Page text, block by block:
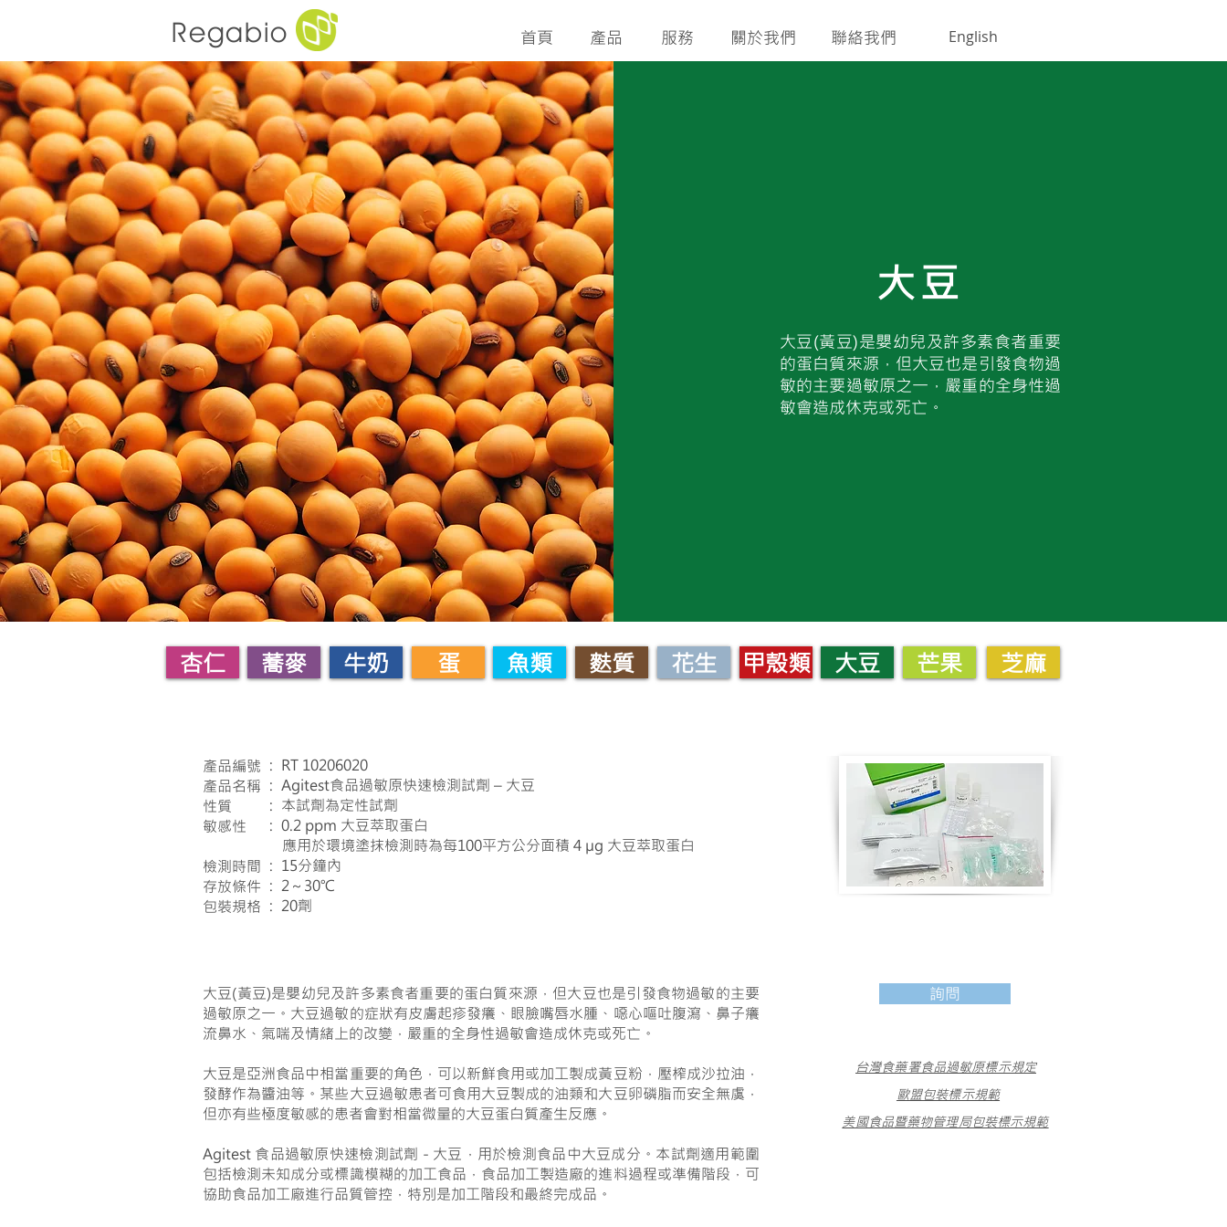
Regabio
大豆
大豆(黃豆)是嬰幼兒及許多素食者重要
的蛋白質來源，但大豆也是引發食物過
敏的主要過敏原之一，嚴重的全身性過
敏會造成休克或死亡。
首頁 服務
產品 關於我們 聯絡我們 English
杏仁 蕎麥 牛奶 蛋 魚類 麩質 花生 甲殼類 大豆 芒果 芝麻
產品編號
產品名稱
性質
敏感性
檢測時間
存放條件
包裝規格
: RT 10206020
: Agitest食品過敏原快速檢測試劑 – 大豆
: 本試劑為定性試劑
: 0.2 ppm 大豆萃取蛋白
應用於環境塗抹檢測時為每100平方公分面積 4 µg 大豆萃取蛋白
: 15分鐘內
: 2～30℃
: 20劑
大豆(黃豆)是嬰幼兒及許多素食者重要的蛋白質來源，但大豆也是引發食物過敏的主要
過敏原之一。大豆過敏的症狀有皮膚起疹發癢、眼臉嘴唇水腫、噁心嘔吐腹瀉、鼻子癢
流鼻水、氣喘及情緒上的改變，嚴重的全身性過敏會造成休克或死亡。
大豆是亞洲食品中相當重要的角色，可以新鮮食用或加工製成黃豆粉，壓榨成沙拉油，
發酵作為醬油等。某些大豆過敏患者可食用大豆製成的油類和大豆卵磷脂而安全無虞，
但亦有些極度敏感的患者會對相當微量的大豆蛋白質產生反應。
Agitest 食品過敏原快速檢測試劑 - 大豆，用於檢測食品中大豆成分。本試劑適用範圍
包括檢測未知成分或標識模糊的加工食品， 食品加工製造廠的進料過程或準備階段， 可
協助食品加工廠進行品質管控，特別是加工階段和最終完成品。
詢問
台灣食藥署食品過敏原標示規定
歐盟包裝標示規範
美國食品暨藥物管理局包裝標示規範